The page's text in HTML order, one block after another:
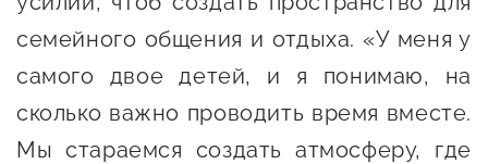
Госзакупки для малого
бизнеса
Каталог югорских франшиз
семейного общения и отдыха. «У меня у
самого двое детей, и я понимаю, на
сколько важно проводить время вместе.
Мы стараемся создать атмосферу, где